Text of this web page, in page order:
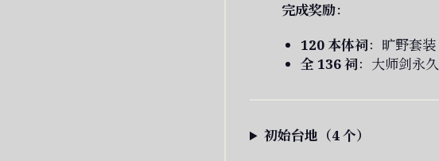
完成奖励：
120 本体祠：旷野套装
全 136 祠：大师剑永
初始台地（4 个）